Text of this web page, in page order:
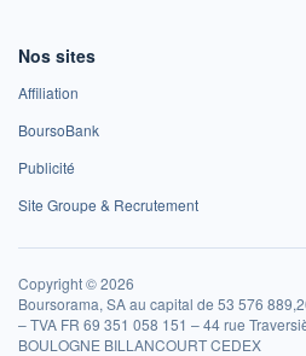
Nos sites
Affiliation
BoursoBank
Publicité
Site Groupe & Recrutement
Copyright © 2026
Boursorama, SA au capital de 53 576
– TVA FR 69 351 058 151 – 44 rue
BOULOGNE BILLANCOURT CEDEX